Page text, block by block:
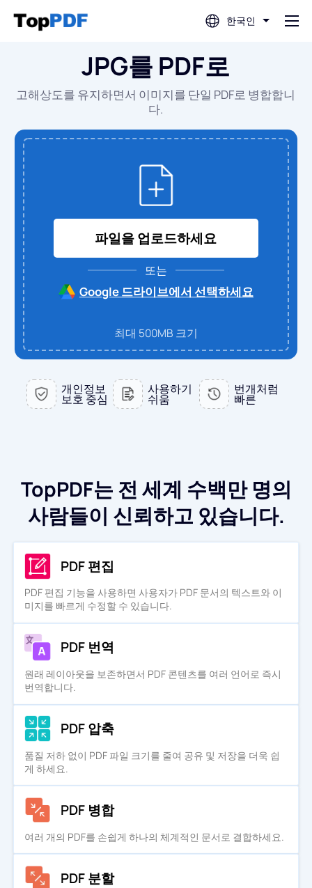
한국인
PDF 병합
PDF 분할
PDF 압축
PDF에서 변환
PDF에서 WORD로
PDF를 PPT로
PDF로 변환
WORD를 PDF로
JPG를 PDF로
JPG로 변환
PPT를 JPG로
PDF를 JPG로
JPG를 PDF로
고해상도를 유지하면서 이미지를 단일 PDF로 병합합니
다.
파일을 업로드하세요
또는
Google 드라이브에서 선택하세요
최대 500MB 크기
개인정보
보호 중심
사용하기
쉬움
번개처럼
빠른
TopPDF는 전 세계 수백만 명의
사람들이 신뢰하고 있습니다.
PDF 편집
PDF 편집 기능을 사용하면 사용자가 PDF 문서의 텍스트와 이
미지를 빠르게 수정할 수 있습니다.
PDF 번역
원래 레이아웃을 보존하면서 PDF 콘텐츠를 여러 언어로 즉시
번역합니다.
PDF 압축
품질 저하 없이 PDF 파일 크기를 줄여 공유 및 저장을 더욱 쉽
게 하세요.
PDF 병합
여러 개의 PDF를 손쉽게 하나의 체계적인 문서로 결합하세요.
PDF 분할